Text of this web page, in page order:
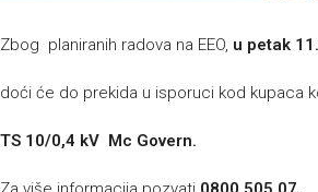
Zbog planiranih radova na EEO, u petak
doći će do prekida u isporuci kod kupaca
TS 10/0,4 kV Mc Govern.